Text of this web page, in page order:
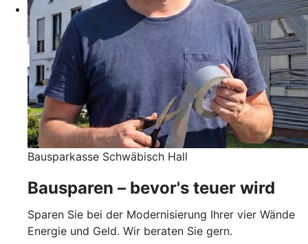
Bausparkasse Schwäbisch Hall
Bausparen – bevor's teuer wird
Sparen Sie bei der Modernisierung Ihrer vier Wände
Energie und Geld. Wir beraten Sie gern.